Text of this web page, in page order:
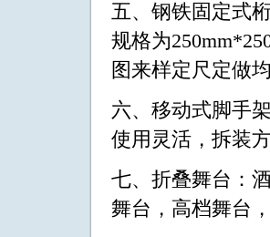
五、钢铁固定式
规格为
图来样定尺定做
六、移动式脚手
使用灵活，拆装
七、折叠舞台：
舞台，高档舞台